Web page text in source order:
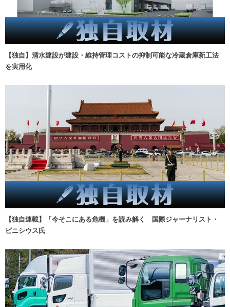
【独自】清水建設が建設・維持管理コストの抑制可能な冷蔵倉庫新工法
を実用化
【独自連載】「今そこにある危機」を読み解く 国際ジャーナリスト・
ビニシウス氏